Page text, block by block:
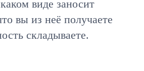
виде заносит
вы из неё получаете
складываете.